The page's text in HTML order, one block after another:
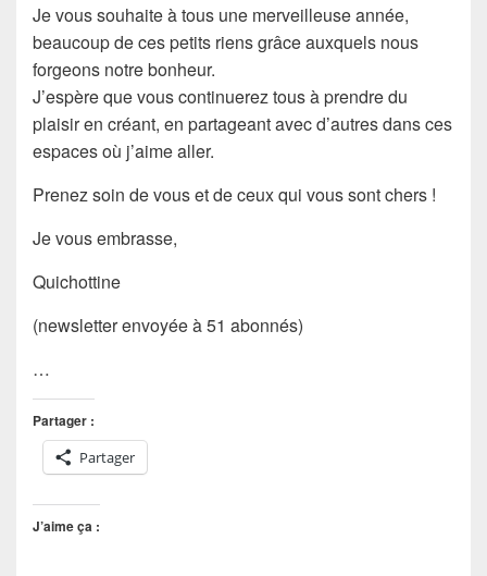
Je vous souhaite à tous une merveilleuse année,
beaucoup de ces petits riens grâce auxquels nous
forgeons notre bonheur.
J’espère que vous continuerez tous à prendre du
plaisir en créant, en partageant avec d’autres dans ces
espaces où j’aime aller.
Prenez soin de vous et de ceux qui vous sont chers !
Je vous embrasse,
Quichottine
(newsletter envoyée à 51 abonnés)
…
Partager :
Partager
J’aime ça :